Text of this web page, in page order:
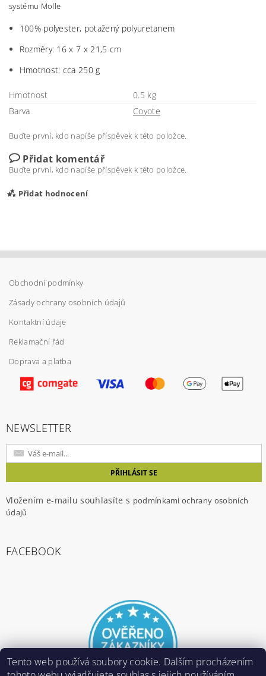
systému Molle
100% polyester, potažený polyuretanem
Rozměry: 16 x 7 x 21,5 cm
Hmotnost: cca 250 g
Hmotnost
0.5 kg
Barva
Coyote
Buďte první, kdo napíše příspěvek k této položce.
Přidat komentář
Buďte první, kdo napíše příspěvek k této položce.
Přidat hodnocení
Vložením hodnocení souhlasíte spodmínkami
ochrany osobních údajů
Obchodní podmínky
Zásady ochrany osobních údajů
Kontaktní údaje
Reklamační řád
Doprava a platba
NEWSLETTER
Vložením e-mailu souhlasíte s podmínkami ochrany osobních
údajů
FACEBOOK
Tento web používá soubory cookie. Dalším procházením